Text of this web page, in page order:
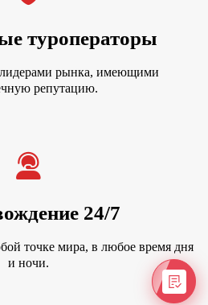
туроператоры
лидерами рынка, имеющими
репутацию.
24/7
точке мира, в любое время дня
и ночи.